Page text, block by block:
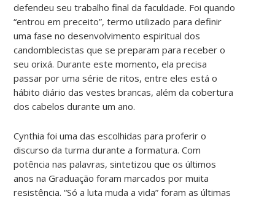
defendeu seu trabalho final da faculdade. Foi quando
“entrou em preceito”, termo utilizado para definir
uma fase no desenvolvimento espiritual dos
candomblecistas que se preparam para receber o
seu orixá. Durante este momento, ela precisa
passar por uma série de ritos, entre eles está o
hábito diário das vestes brancas, além da cobertura
dos cabelos durante um ano.
Cynthia foi uma das escolhidas para proferir o
discurso da turma durante a formatura. Com
potência nas palavras, sintetizou que os últimos
anos na Graduação foram marcados por muita
resistência. “Só a luta muda a vida” foram as últimas